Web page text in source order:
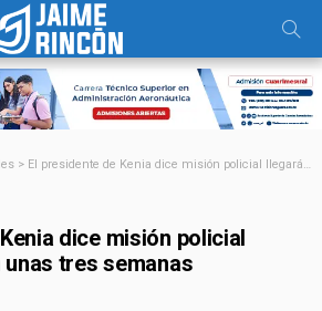
> El presidente de Kenia dice misión policial llegará a Haití en unas tres semanas
dice misión policial
tres semanas